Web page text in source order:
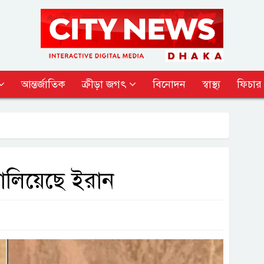
আন্তর্জাতিক ক্রীড়া জগৎ বিনোদন স্বাস্থ্য ফিচার
ইরান